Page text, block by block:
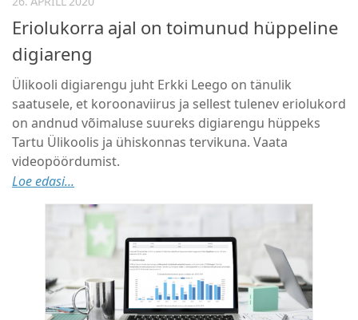
Eriolukorra ajal on toimunud hüppeline
digiareng
Ülikooli digiarengu juht Erkki Leego on tänulik
saatusele, et koroonaviirus ja sellest tulenev eriolukord
on andnud võimaluse suureks digiarengu hüppeks
Tartu Ülikoolis ja ühiskonnas tervikuna. Vaata
videopöördumist.
Loe edasi...